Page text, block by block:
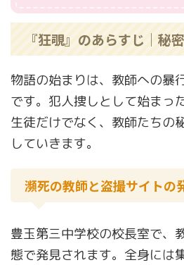
『狂覗』のあらすじ｜秘
物語の始まりは、教師への暴
です。犯人捜しとして始まっ
生徒だけでなく、教師たちの
していきます。
瀕死の教師と盗撮サイトの
豊玉第三中学校の校長室で、
態で発見されます。全身には